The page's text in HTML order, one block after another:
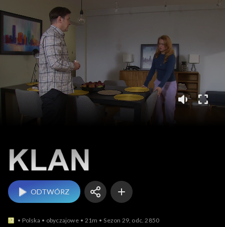
Klan
ODTWÓRZ
Polska obyczajowe 21m Sezon 29, odc. 2850